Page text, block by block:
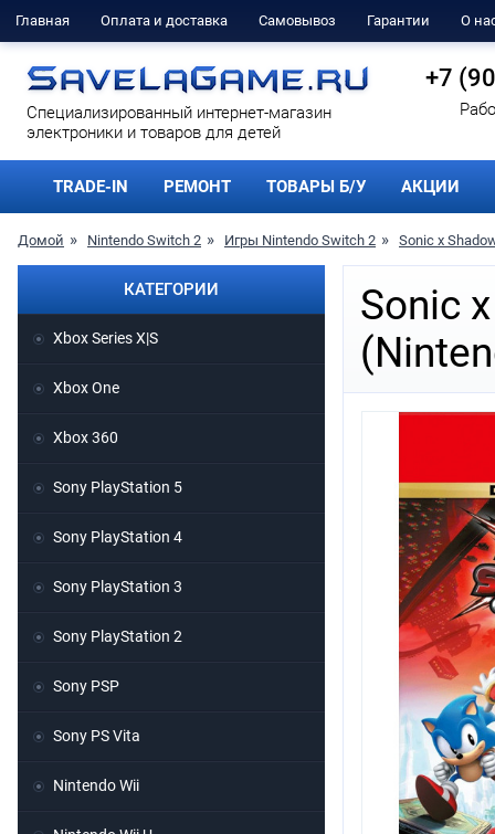
Главная Оплата и доставка Самовывоз Гарантии О
Cпециализированный интернет-магазин
электроники и товаров для детей
+7
TRADE-IN РЕМОНТ ТОВАРЫ Б/У АКЦИИ
Домой Nintendo Switch 2 Игры Nintendo Switch 2 Sonic x
Sonic
КАТЕГОРИИ
Xbox Series X|S
Xbox One
Xbox 360
Sony PlayStation 5
Sony PlayStation 4
Sony PlayStation 3
Sony PlayStation 2
Sony PSP
Sony PS Vita
Nintendo Wii